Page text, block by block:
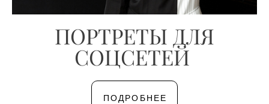
ПОРТРЕТЫ ДЛЯ
СОЦСЕТЕЙ
ПОДРОБНЕЕ